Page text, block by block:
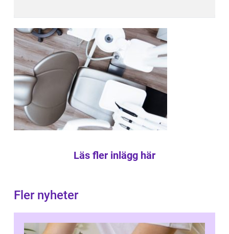
Läs fler inlägg här
Fler nyheter